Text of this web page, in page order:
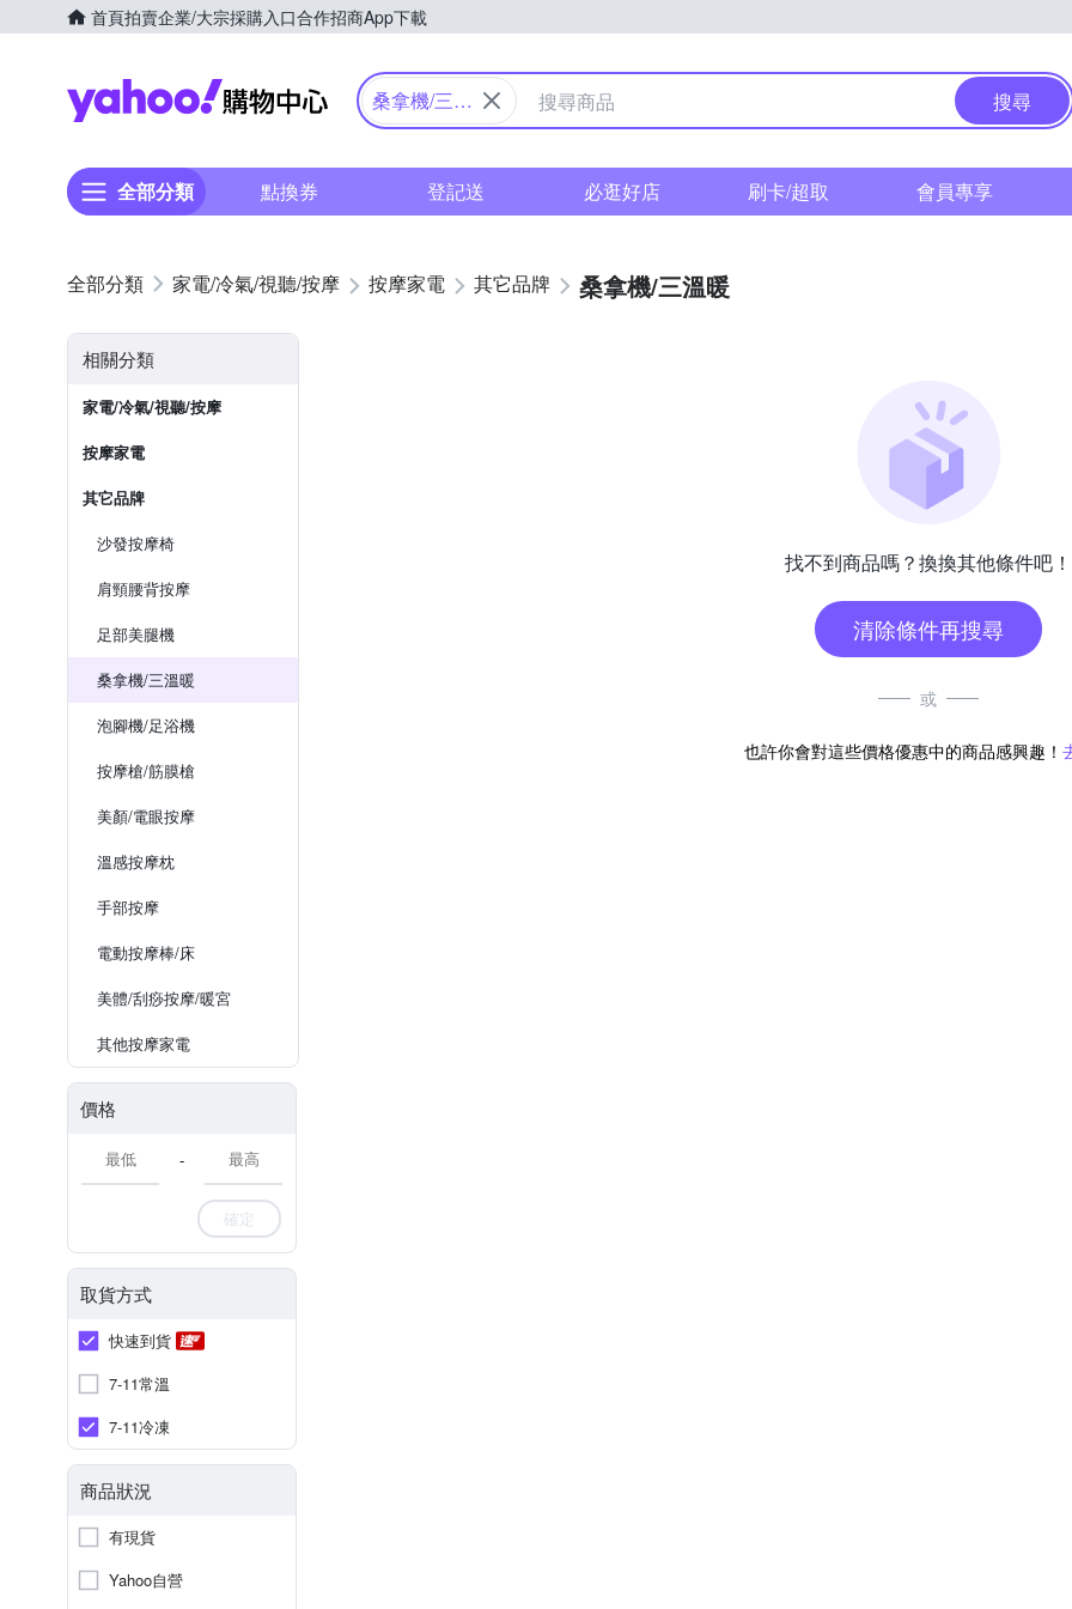
首頁拍賣企業/大宗採購入口合作招商App下載
Yahoo購物中心
桑拿機/三溫
搜尋
全部分類 點換券 登記送 必逛好店 刷卡/超取 會員專享
家電/冷氣/視聽/按摩 按摩家電 其它品牌 桑拿機/三溫暖
相關分類
家電/冷氣/視聽/按摩
按摩家電
其它品牌
沙發按摩椅
肩頸腰背按摩
足部美腿機
桑拿機/三溫暖
泡腳機/足浴機
按摩槍/筋膜槍
美顏/電眼按摩
溫感按摩枕
手部按摩
電動按摩棒/床
美體/刮痧按摩/暖宮
其他按摩家電
價格
-
確定
取貨方式
快速到貨
7-11常溫
7-11冷凍
商品狀況
有現貨
Yahoo自營
找不到商品嗎？換換其他條件吧！
清除條件再搜尋
或
也許你會對這些價格優惠中的商品感興趣！